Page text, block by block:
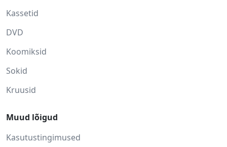
Kassetid
DVD
Koomiksid
Sokid
Kruusid
Muud lõigud
Kasutustingimused